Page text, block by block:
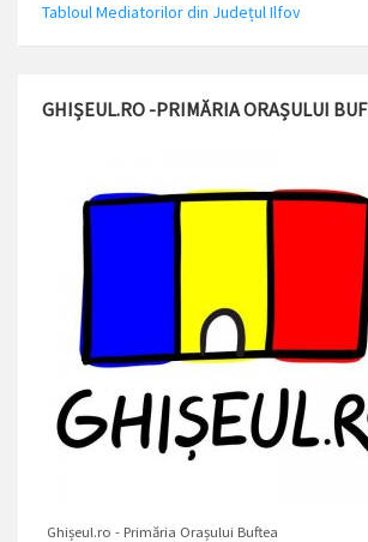
Tabloul Mediatorilor din Județul Ilfov
GHIȘEUL.RO -PRIMĂRIA ORAȘULUI
Ghișeul.ro - Primăria Orașului Buftea